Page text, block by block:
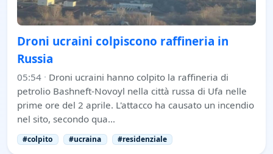
Droni ucraini colpiscono raffineria in
Russia
05:54 · Droni ucraini hanno colpito la raffineria di
petrolio Bashneft-Novoyl nella città russa di Ufa nelle
prime ore del 2 aprile. L'attacco ha causato un incendio
nel sito, secondo qua…
#colpito #ucraina #residenziale